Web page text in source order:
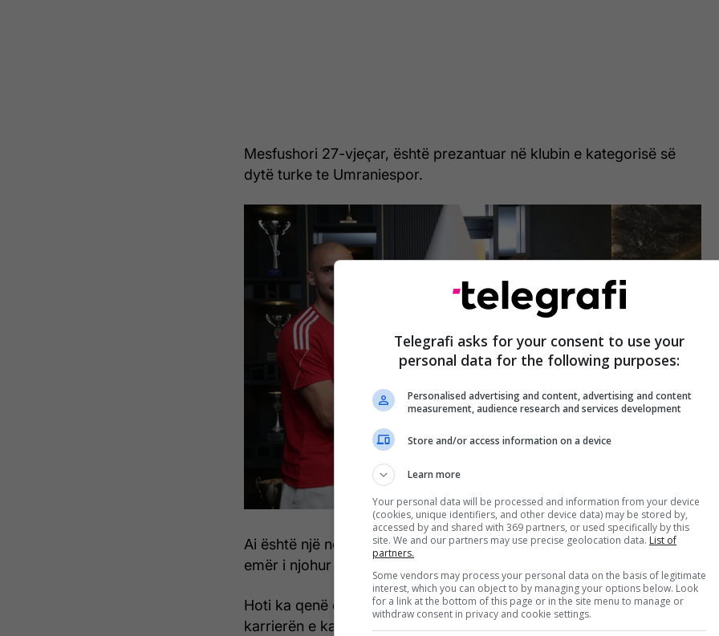
Mesfushori 27-vjeçar, është prezantuar në klubin e kategorisë së
dytë turke te Umraniespor.
Ai është një ndër afrimet e para që ka bërë trajneri i këtij klubi, një
emër i njohur i futbollit turk si Tuncay Sanli.
Hoti ka qenë edhe pjesë e Tiranës dhe Partizanit në Shqipëri, ndërsa
karrierën e ka nisur në Gjermani si fëmijë.
Telegrafi asks for your consent to use your
personal data for the following purposes:
Personalised advertising and content, advertising and content
measurement, audience research and services development
Store and/or access information on a device
Learn more
Your personal data will be processed and information from your device
(cookies, unique identifiers, and other device data) may be stored by,
accessed by and shared with 369 partners, or used specifically by this
site. We and our partners may use precise geolocation data. List of
partners.
Some vendors may process your personal data on the basis of legitimate
interest, which you can object to by managing your options below. Look
for a link at the bottom of this page or in the site menu to manage or
withdraw consent in privacy and cookie settings.